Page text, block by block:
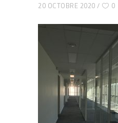
20 OCTOBRE 2020 0